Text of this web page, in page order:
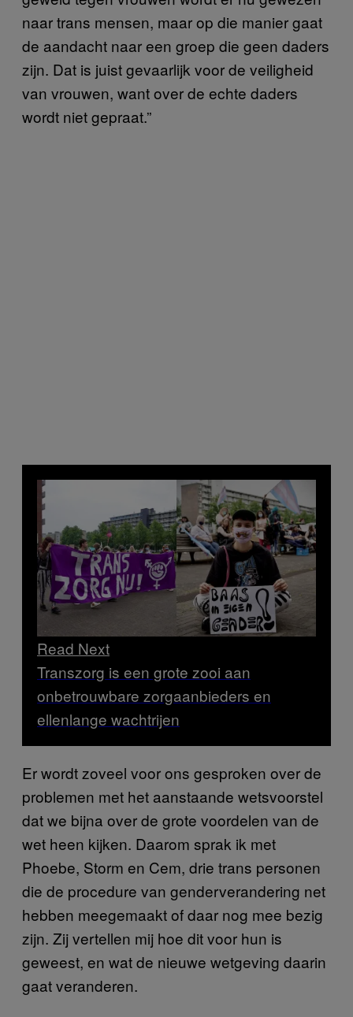
naar trans mensen, maar op die manier gaat
de aandacht naar een groep die geen daders
zijn. Dat is juist gevaarlijk voor de veiligheid
van vrouwen, want over de echte daders
wordt niet gepraat.”
Read Next
Transzorg is een grote zooi aan
onbetrouwbare zorgaanbieders en
ellenlange wachtrijen
Er wordt zoveel voor ons gesproken over de
problemen met het aanstaande wetsvoorstel
dat we bijna over de grote voordelen van de
wet heen kijken. Daarom sprak ik met
Phoebe, Storm en Cem, drie trans personen
die de procedure van genderverandering net
hebben meegemaakt of daar nog mee bezig
zijn. Zij vertellen mij hoe dit voor hun is
geweest, en wat de nieuwe wetgeving daarin
gaat veranderen.